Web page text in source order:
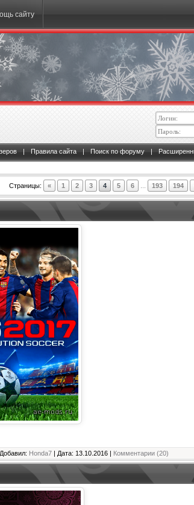
сайту
| Правила сайта | Поиск по форуму |
Страницы: « 1 2 3 4 5 6 193 194
Honda7 | Дата: 13.10.2016 | Комментарии (20)